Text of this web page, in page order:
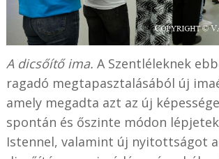
A dicsőítő ima. A Szentléleknek
ragadó megtapasztalásából új
amely megadta azt az új
spontán és őszinte módon
Istennel, valamint új nyitottságot